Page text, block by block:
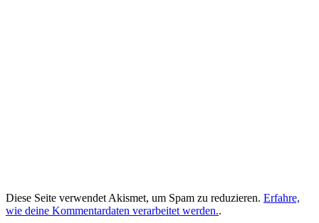
Diese Seite verwendet Akismet, um Spam zu reduzieren. Erfahre,
wie deine Kommentardaten verarbeitet werden..